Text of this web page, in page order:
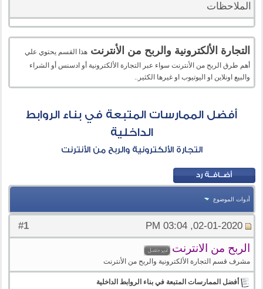
الملاحظات
التجارة الألكترونية والربح من الأنترنت هذا القسم يحتوي علي
أهم طرق الربح من الأنترنت سواء عبر التجارة الألكترونية أو ادسنس أو الشراء
والبيع اونلاين او اليوتيوب او غيرها الكثير..
أفضل الممارسات المتبعة في بناء الروابط
الداخلية
التجارة الألكترونية والربح من الأنترنت
أدوات الموضوع
#
1 02-01-2020, 03:04 PM
الربح من الانترنت
مشرف قسم التجارة الألكترونية والربح من الأنترنت
أفضل الممارسات المتبعة في بناء الروابط الداخلية